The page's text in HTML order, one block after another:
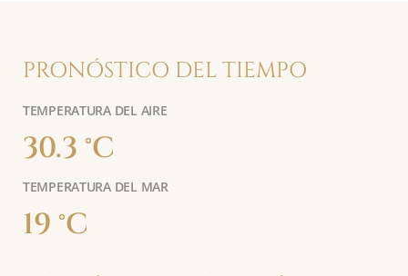
PRONÓSTICO DEL TIEMPO
TEMPERATURA DEL AIRE
30.3 °C
TEMPERATURA DEL MAR
19 °C